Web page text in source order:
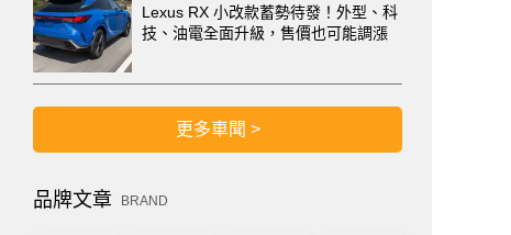
Lexus RX 小改款蓄勢待發！外型、科
技、油電全面升級，售價也可能調漲
更多車聞 >
品牌文章 BRAND